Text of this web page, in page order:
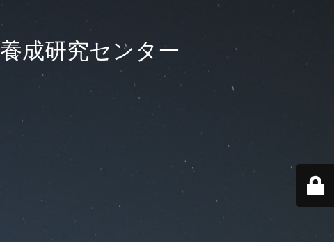
成研究センター